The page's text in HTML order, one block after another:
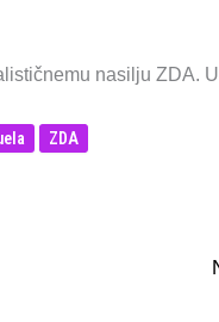
nasilju ZDA.
ZDA